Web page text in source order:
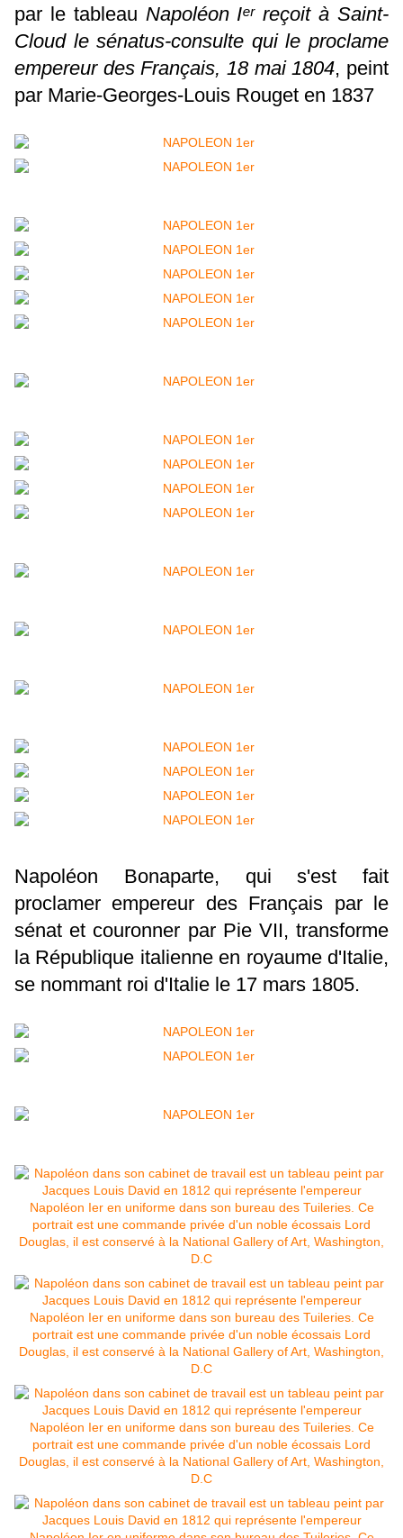
par le tableau Napoléon Iᵉʳ reçoit à Saint-
Cloud le sénatus-consulte qui le proclame
empereur des Français, 18 mai 1804, peint
par Marie-Georges-Louis Rouget en 1837
Napoléon Bonaparte, qui s'est fait
proclamer empereur des Français par le
sénat et couronner par Pie VII, transforme
la République italienne en royaume d'Italie,
se nommant roi d'Italie le 17 mars 1805.